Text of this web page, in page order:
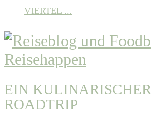
VIERTEL ...
EIN KULINARISCHER
ROADTRIP